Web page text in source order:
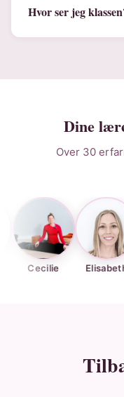
Hvor ser jeg
Dine
Over 30
Elisabeth